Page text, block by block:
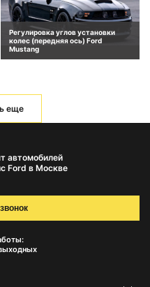
Регулировка углов установки
колес (передняя ось) Ford
Mustang
еще
автомобилей
Ford в Москве